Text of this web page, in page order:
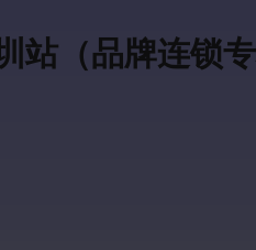
（品牌连锁专